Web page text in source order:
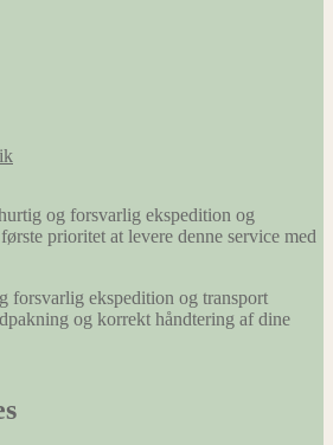
og forsvarlig ekspedition og
prioritet at levere denne service med
forsvarlig ekspedition og transport
og korrekt håndtering af dine